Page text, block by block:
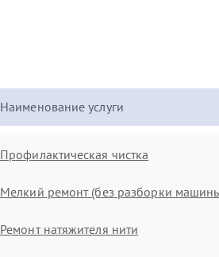
Наименование услуги
Профилактическая чистка
Мелкий ремонт (без разборки
Ремонт натяжителя нити